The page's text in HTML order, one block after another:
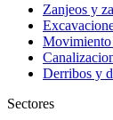
Zanjeos y
Movimiento
Derribos y
Sectores